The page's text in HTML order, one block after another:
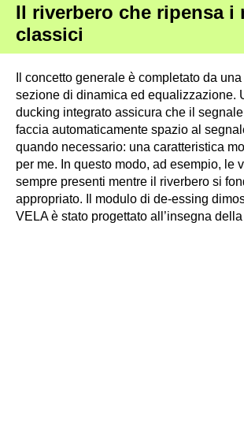
Il riverbero che ripensa i
classici
Il concetto generale è completato da
sezione di dinamica ed equalizzazione.
ducking integrato assicura che il
faccia automaticamente spazio al
quando necessario: una caratteristica
per me. In questo modo, ad esempio, le
sempre presenti mentre il riverbero si
appropriato. Il modulo di de-essing
VELA è stato progettato all’insegna